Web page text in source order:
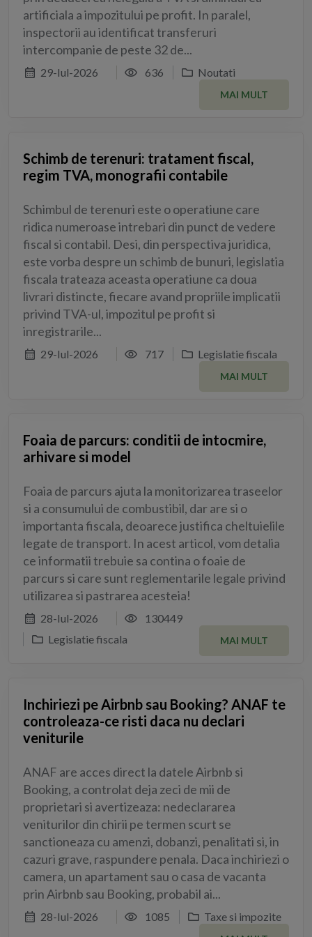
artificiala a impozitului pe profit. In paralel,
inspectorii au identificat transferuri
intercompanie de peste 32 de...
29-Iul-2026 636 Noutati
MAI MULT
Schimb de terenuri: tratament fiscal,
regim TVA, monografii contabile
Schimbul de terenuri este o operatiune care
ridica numeroase intrebari din punct de vedere
fiscal si contabil. Desi, din perspectiva juridica,
este vorba despre un schimb de bunuri, legislatia
fiscala trateaza aceasta operatiune ca doua
livrari distincte, fiecare avand propriile implicatii
privind TVA-ul, impozitul pe profit si
inregistrarile...
29-Iul-2026 717 Legislatie fiscala
MAI MULT
Foaia de parcurs: conditii de intocmire,
arhivare si model
Foaia de parcurs ajuta la monitorizarea traseelor
si a consumului de combustibil, dar are si o
importanta fiscala, deoarece justifica cheltuielile
legate de transport. In acest articol, vom detalia
ce informatii trebuie sa contina o foaie de
parcurs si care sunt reglementarile legale privind
utilizarea si pastrarea acesteia!
28-Iul-2026
130449
Legislatie fiscala
MAI MULT
Inchiriezi pe Airbnb sau Booking? ANAF te
controleaza-ce risti daca nu declari
veniturile
ANAF are acces direct la datele Airbnb si
Booking, a controlat deja zeci de mii de
proprietari si avertizeaza: nedeclararea
veniturilor din chirii pe termen scurt se
sanctioneaza cu amenzi, dobanzi, penalitati si, in
cazuri grave, raspundere penala. Daca inchiriezi o
camera, un apartament sau o casa de vacanta
prin Airbnb sau Booking, probabil ai...
28-Iul-2026 1085 Taxe si impozite